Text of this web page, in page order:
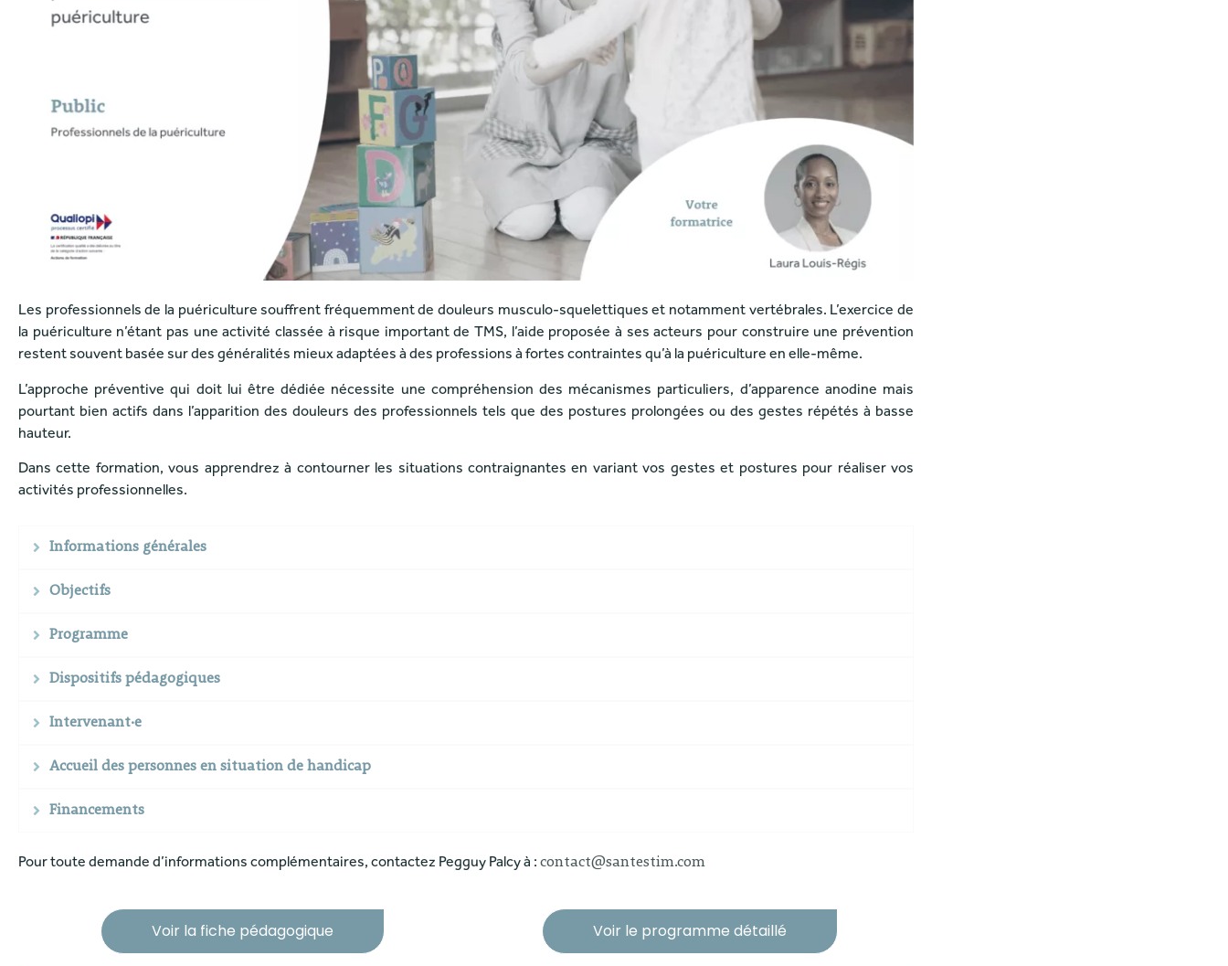
Les professionnels de la puériculture souffrent fréquemment de douleurs musculo-squelettiques et notamment vertébrales. L’exercice de
la puériculture n’étant pas une activité classée à risque important de TMS, l’aide proposée à ses acteurs pour construire une prévention
restent souvent basée sur des généralités mieux adaptées à des professions à fortes contraintes qu’à la puériculture en elle-même.
L’approche préventive qui doit lui être dédiée nécessite une compréhension des mécanismes particuliers, d’apparence anodine mais
pourtant bien actifs dans l’apparition des douleurs des professionnels tels que des postures prolongées ou des gestes répétés à basse
hauteur.
Dans cette formation, vous apprendrez à contourner les situations contraignantes en variant vos gestes et postures pour réaliser vos
activités professionnelles.
Informations générales
Objectifs
Programme
Dispositifs pédagogiques
Intervenant·e
Accueil des personnes en situation de handicap
Financements
Pour toute demande d’informations complémentaires, contactez Pegguy Palcy à : contact@santestim.com
Voir la fiche pédagogique Voir le programme détaillé